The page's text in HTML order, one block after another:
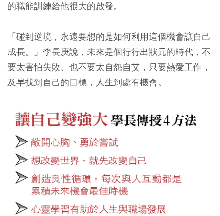
的職能訓練給他很大的啟發。
「碰到逆境，永遠要想的是如何利用這個機會讓自己
成長。」李長庚說，未來是個行行出狀元的時代，不
要太害怕失敗、也不要太自怨自艾，只要熱愛工作，
及早找到自己的目標，人生到處有機會。